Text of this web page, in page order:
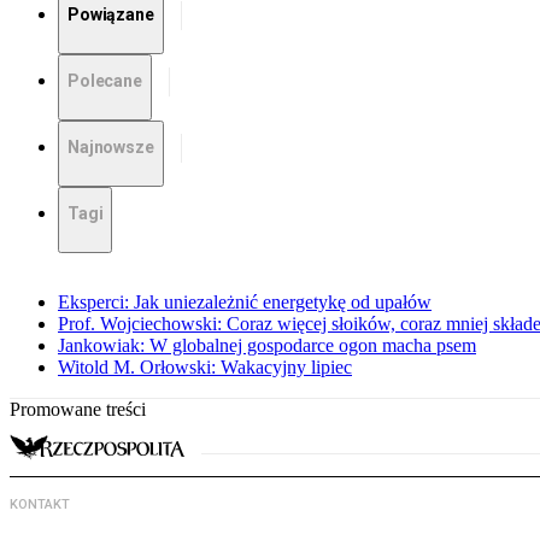
Powiązane
Polecane
Najnowsze
Tagi
Eksperci: Jak uniezależnić energetykę od upałów
Prof. Wojciechowski: Coraz więcej słoików, coraz mniej
Jankowiak: W globalnej gospodarce ogon macha psem
Witold M. Orłowski: Wakacyjny lipiec
Promowane treści
KONTAKT